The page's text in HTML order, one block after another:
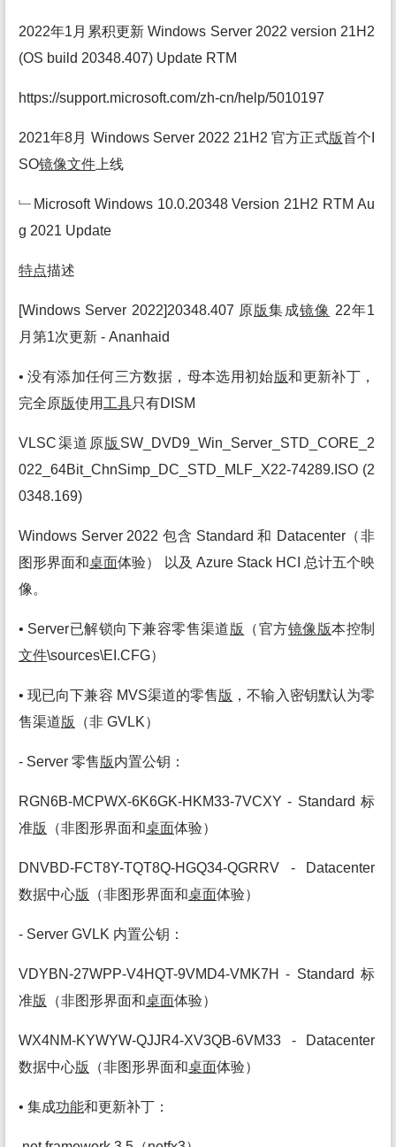
2022年1月累积更新 Windows Server 2022 version 21H2
(OS build 20348.407) Update RTM
https://support.microsoft.com/zh-cn/help/5010197
2021年8月 Windows Server 2022 21H2 官方正式版首个I
SO镜像文件 上线
﹂Microsoft Windows 10.0.20348 Version 21H2 RTM Au
g 2021 Update
特点描述
[Windows Server 2022]20348.407 原版集成镜像 22年1
月第1次更新 - Ananhaid
• 没有添加任何三方数据，母本选用初始版和更新补丁，
完全原版使用 工具只有DISM
VLSC渠道原版 SW_DVD9_Win_Server_STD_CORE_2
022_64Bit_ChnSimp_DC_STD_MLF_X22-74289.ISO (2
0348.169)
Windows Server 2022 包含 Standard 和 Datacenter（非
图形界面和桌面体验） 以及 Azure Stack HCI 总计五个映
像。
• Server已解锁向下兼容零售渠道版 （官方镜像版本控制
文件\sources\EI.CFG）
• 现已向下兼容 MVS渠道的零售版 ，不输入密钥默认为零
售渠道版 （非 GVLK）
- Server 零售版内置公钥：
RGN6B-MCPWX-6K6GK-HKM33-7VCXY - Standard 标
准版 （非图形界面和桌面体验）
DNVBD-FCT8Y-TQT8Q-HGQ34-QGRRV - Datacenter
数据中心版 （非图形界面和桌面体验）
- Server GVLK 内置公钥：
VDYBN-27WPP-V4HQT-9VMD4-VMK7H - Standard 标
准版 （非图形界面和桌面体验）
WX4NM-KYWYW-QJJR4-XV3QB-6VM33 - Datacenter
数据中心版 （非图形界面和桌面体验）
• 集成功能和更新补丁：